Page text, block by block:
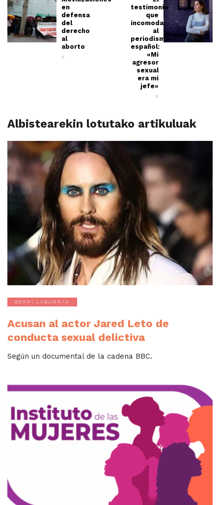
en
defensa
del
derecho
al
aborto
<
testimonio
que
incomoda
al
periodismo
español:
«Mi
agresor
sexual
era mi
jefe»
>
Albistearekin lotutako artikuluak
BERRI LABURRAK
Acusan al actor Jared Leto de
conducta sexual delictiva
Según un documental de la cadena BBC.